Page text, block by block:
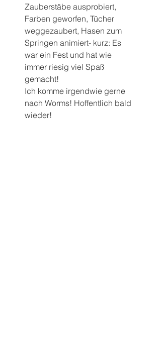
Zauberstäbe ausprobiert,
Farben geworfen, Tücher
weggezaubert, Hasen zum
Springen animiert- kurz: Es
war ein Fest und hat wie
immer riesig viel Spaß
gemacht!
Ich komme irgendwie gerne
nach Worms! Hoffentlich bald
wieder!